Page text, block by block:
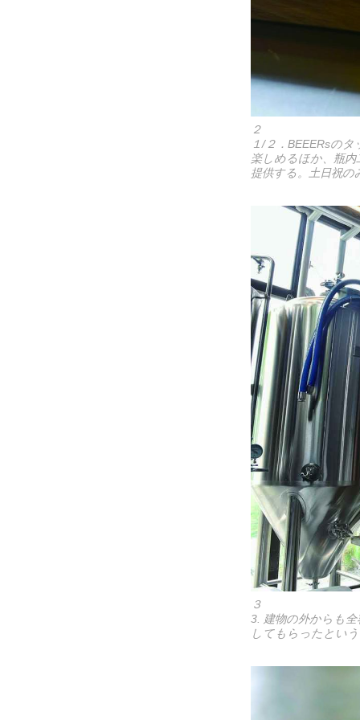
２
１/２．BEEERsの
楽しめるほか、瓶
提供する。土日祝の
３
3. 建物の外からも
してもらったという